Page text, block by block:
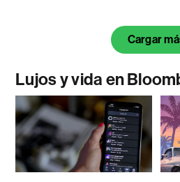
Cargar
Lujos y vida en